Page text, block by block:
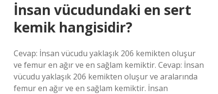
İnsan vücudundaki en sert
kemik hangisidir?
Cevap: İnsan vücudu yaklaşık 206 kemikten oluşur
ve femur en ağır ve en sağlam kemiktir. Cevap: İnsan
vücudu yaklaşık 206 kemikten oluşur ve aralarında
femur en ağır ve en sağlam kemiktir. İnsan